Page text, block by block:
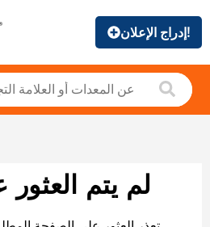
إدراج الإعلان!
لم يتم